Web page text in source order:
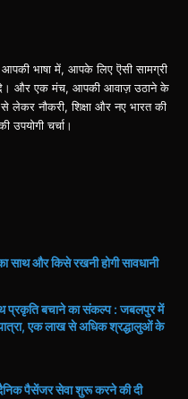
भाषा में, आपके लिए ऎसी सामग्री
और एक मंच, आपकी आवाज़ उठाने के
लेकर नौकरी, शिक्षा और नए भारत की
उपयोगी चर्चा।
साथ और किसे रखनी होगी सावधानी
प्रकृति बचाने का संकल्प : जबलपुर में
एक लाख से अधिक श्रद्धालुओं के
पैसेंजर सेवा शुरू करने की दी